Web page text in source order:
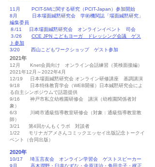
11月 PCIT-SMに関する研究（PCIT-Japan）参加開始
8月 日本場面緘黙研究会 学術機関誌「場面緘黙研究」
編集委員
８/11 日本場面緘黙研究会 オンラインイベント 司会
３/26 CCE JPN こどもヨーガ ドレッシング会議 ゲス
ト参加
3/20 西山こどもワークショップ ゲスト参加
2021年
12月 Knet会員向け オンライン会話練習（英検面接編）
2021年12月～2022年4月
12/19 日本場面緘黙研究会 オンライン研修講座 基調講演
9/18 日本特殊教育学会（WEB開催）日本緘黙研究会によ
る自主シンポジウムで話題提供
9/16 神戸市私立幼稚園研修会 講演（幼稚園関係者対
象）
6/3 川崎市通級指導教室研修会（対象：通級指導教室教
師）
3/21 第4回かんもくラボ 対談者
1/22 モリナガアメさんコミックエッセイ出版記念トークイ
ベント（合同出版）
2020年
10/17 埼玉言友会 オンライン学習会 ゲストスピーカー
9月 高木潤野・臼井なずな・金原洋治・角田圭子・梶正